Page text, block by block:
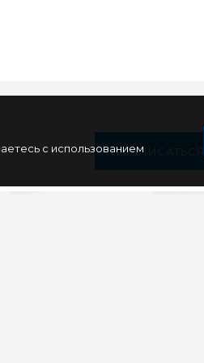
ПОДПИСАТЬСЯ
с использованием